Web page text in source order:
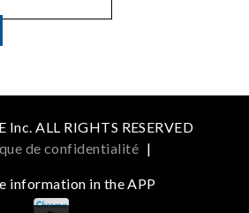
Inc. ALL RIGHTS RESERVED
de confidentialité |
information in the APP